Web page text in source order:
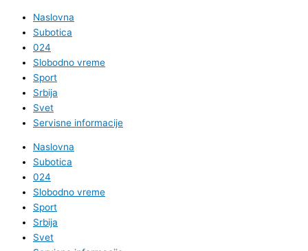
Naslovna
Subotica
024
Slobodno vreme
Sport
Srbija
Svet
Servisne informacije
Naslovna
Subotica
024
Slobodno vreme
Sport
Srbija
Svet